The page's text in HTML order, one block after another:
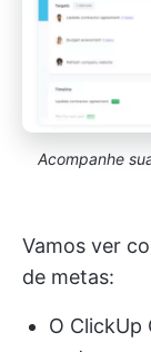
Acompanhe
Vamos ver
de metas:
O ClickUp